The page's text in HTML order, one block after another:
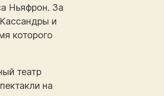
Ньяфрон. За
и
которого
театр
на